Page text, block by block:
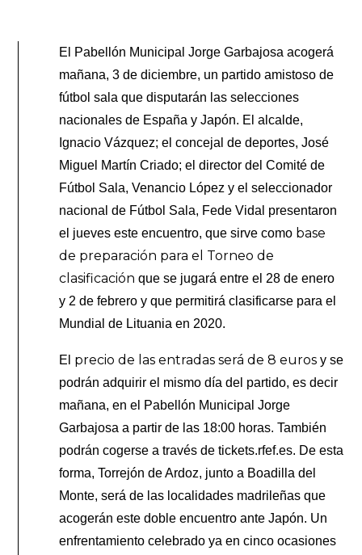
El Pabellón Municipal Jorge Garbajosa acogerá
mañana, 3 de diciembre, un partido amistoso de
fútbol sala que disputarán las selecciones
nacionales de España y Japón. El alcalde,
Ignacio Vázquez; el concejal de deportes, José
Miguel Martín Criado; el director del Comité de
Fútbol Sala, Venancio López y el seleccionador
nacional de Fútbol Sala, Fede Vidal presentaron
el jueves este encuentro, que sirve como base
de preparación para el Torneo de
clasificación que se jugará entre el 28 de enero
y 2 de febrero y que permitirá clasificarse para el
Mundial de Lituania en 2020.
El precio de las entradas será de 8 euros y se
podrán adquirir el mismo día del partido, es decir
mañana, en el Pabellón Municipal Jorge
Garbajosa a partir de las 18:00 horas. También
podrán cogerse a través de tickets.rfef.es. De esta
forma, Torrejón de Ardoz, junto a Boadilla del
Monte, será de las localidades madrileñas que
acogerán este doble encuentro ante Japón. Un
enfrentamiento celebrado ya en cinco ocasiones